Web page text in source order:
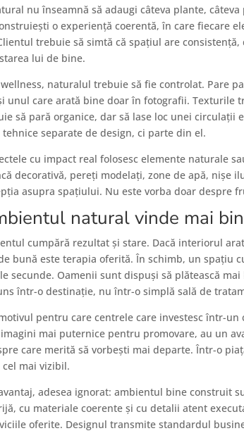
nu înseamnă să adaugi câteva plante,
o experiență coerentă, în care fiecare
trebuie să simtă că spațiul are
lui de bine.
naturalul trebuie să fie controlat. Pare
unul care arată bine doar în fotografii. Texturile
să pară organice, dar să lase loc unei
separate de design, ci parte din el.
cu impact real folosesc elemente naturale
decorativă, pereți modelați, zone de apă, nișe
asupra spațiului. Nu este vorba doar despre
natural vinde mai
cumpără rezultat și stare. Dacă interiorul
bună este terapia oferită. În schimb, un spațiu
secunde. Oamenii sunt dispuși să plătească
într-o destinație, nu într-o simplă sală de
pentru care centrele care investesc într-
mai puternice pentru promovare, au un
care merită să vorbești mai departe. Într-o
mai vizibil.
adesea ignorat: ambientul bine construit
cu materiale coerente și cu detalii atent
oferite. Designul transmite standardul